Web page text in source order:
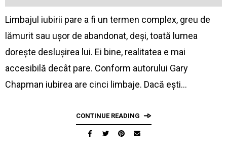
Limbajul iubirii pare a fi un termen complex, greu de
lămurit sau ușor de abandonat, deși, toată lumea
dorește deslușirea lui. Ei bine, realitatea e mai
accesibilă decât pare. Conform autorului Gary
Chapman iubirea are cinci limbaje. Dacă ești…
CONTINUE READING